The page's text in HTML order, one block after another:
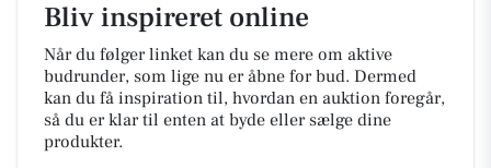
Bliv inspireret online
Når du følger linket kan du se mere om aktive
budrunder, som lige nu er åbne for bud. Dermed
kan du få inspiration til, hvordan en auktion foregår,
så du er klar til enten at byde eller sælge dine
produkter.